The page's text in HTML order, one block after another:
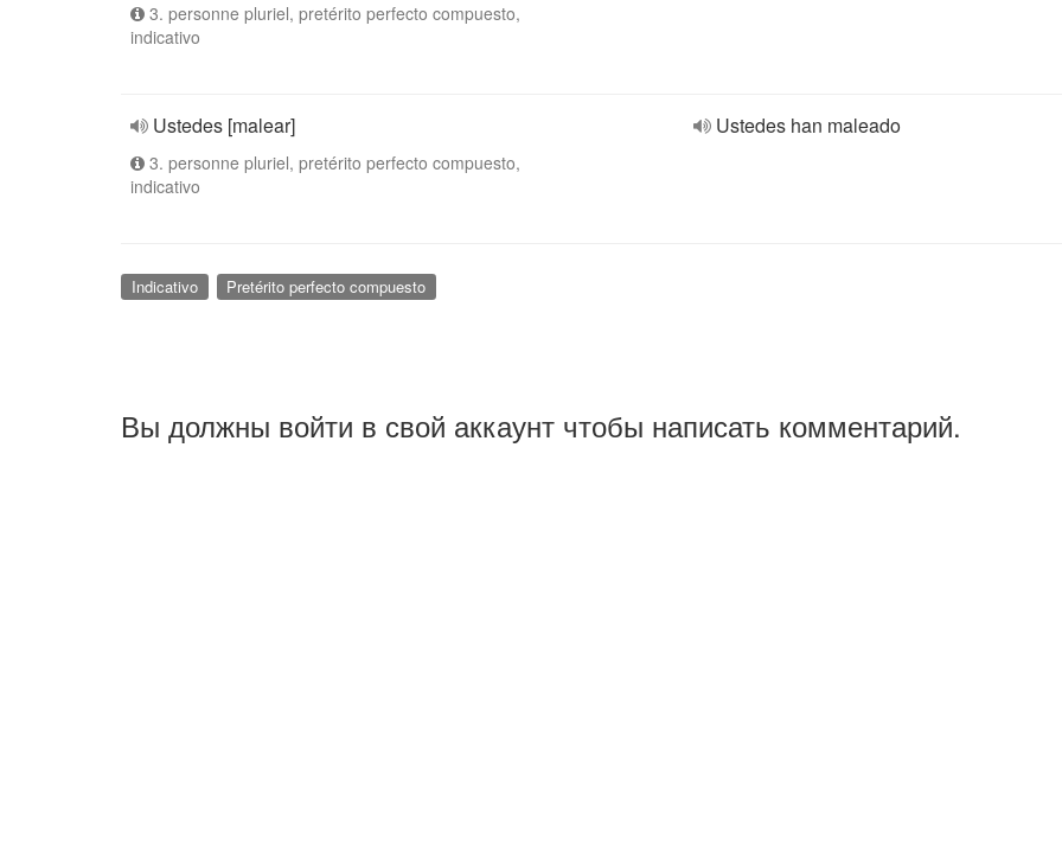
3. personne pluriel, pretérito perfecto compuesto,
indicativo
Ustedes [malear]
3. personne pluriel, pretérito perfecto compuesto,
indicativo
Ustedes han maleado
Indicativo Pretérito perfecto compuesto
Вы должны войти в свой аккаунт чтобы написать комментарий.